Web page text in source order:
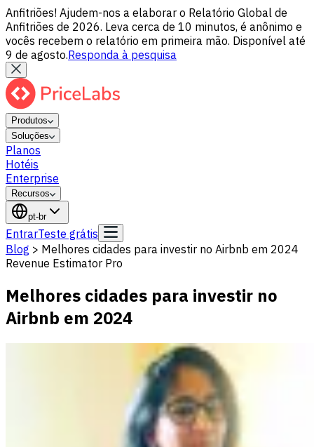
Anfitriões! Ajudem-nos a elaborar o Relatório Global de
Anfitriões de 2026. Leva cerca de 10 minutos, é anônimo e
vocês recebem o relatório em primeira mão. Disponível até
9 de agosto.Responda à pesquisa
Produtos
Soluções
Planos
Hotéis
Enterprise
Recursos
pt-br
EntrarTeste grátis
Blog > Melhores cidades para investir no Airbnb em 2024
Revenue Estimator Pro
Melhores cidades para investir no
Airbnb em 2024